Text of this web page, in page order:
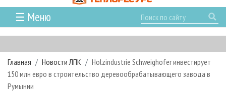
☰ Меню
ГЛАВНАЯ
РУБРИКИ И ТЕМЫ
РУБРИКИ ЖУРНАЛА
ЛЕСНОЕ ХОЗЯЙСТВО
НОВОСТИ
КАЛЕНДАРЬ СОБЫТИЙ
ПРОЕКТЫ ЛПИ
Главная Новости ЛПК
Holzindustrie Schweighofer инвестирует
150 млн евро в строительство деревообрабатывающего завода в
Румынии